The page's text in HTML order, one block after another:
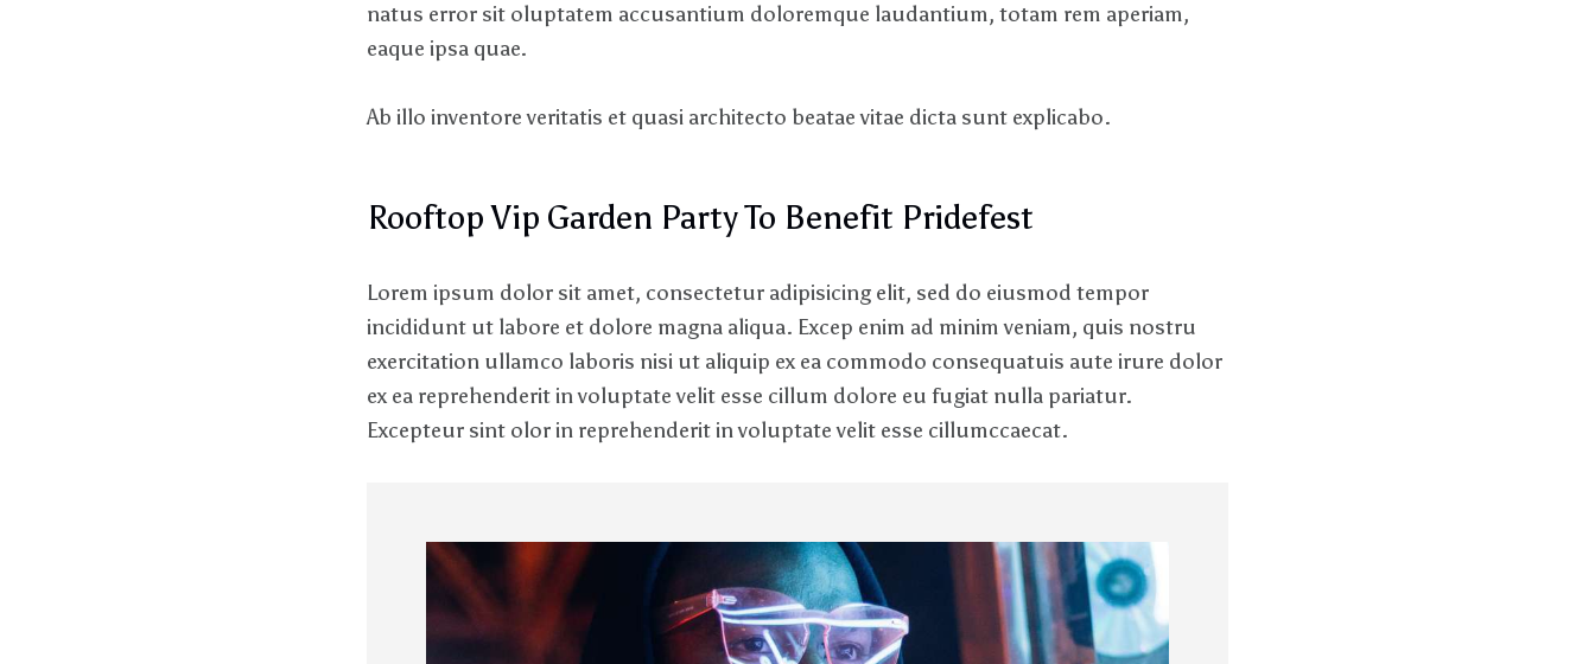
natus error sit oluptatem accusantium doloremque laudantium, totam rem aperiam,
eaque ipsa quae.
Ab illo inventore veritatis et quasi architecto beatae vitae dicta sunt explicabo.
Rooftop Vip Garden Party To Benefit Pridefest
Lorem ipsum dolor sit amet, consectetur adipisicing elit, sed do eiusmod tempor
incididunt ut labore et dolore magna aliqua. Excep enim ad minim veniam, quis nostru
exercitation ullamco laboris nisi ut aliquip ex ea commodo consequatuis aute irure dolor
ex ea reprehenderit in voluptate velit esse cillum dolore eu fugiat nulla pariatur.
Excepteur sint olor in reprehenderit in voluptate velit esse cillumccaecat.